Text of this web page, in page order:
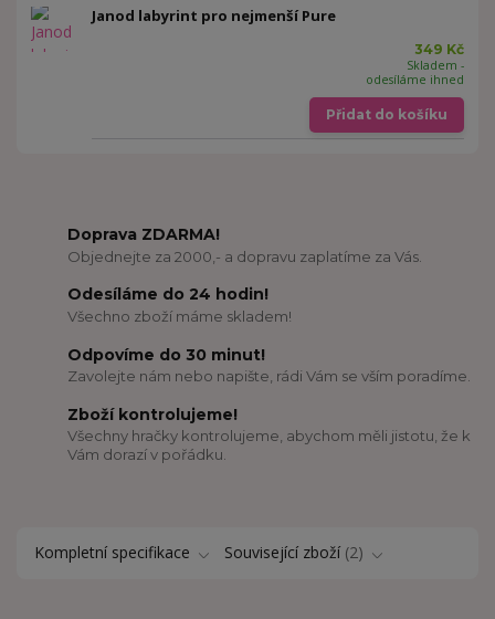
Janod labyrint pro nejmenší Pure
349 Kč
Skladem -
odesíláme ihned
Přidat do košíku
Doprava ZDARMA!
Objednejte za 2000,- a dopravu zaplatíme za Vás.
Odesíláme do 24 hodin!
Všechno zboží máme skladem!
Odpovíme do 30 minut!
Zavolejte nám nebo napište, rádi Vám se vším poradíme.
Zboží kontrolujeme!
Všechny hračky kontrolujeme, abychom měli jistotu, že k
Vám dorazí v pořádku.
Kompletní specifikace Související zboží 2